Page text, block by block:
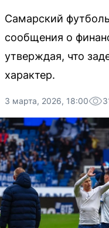
Самарский
сообщения о
утверждая, что
характер.
3 марта, 2026, 18:00